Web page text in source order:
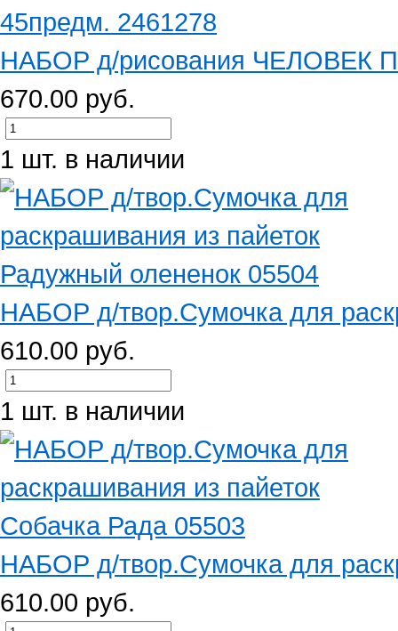
НАБОР д/рисования ЧЕЛОВЕК
670.00 руб.
1 шт. в наличии
НАБОР д/твор.Сумочка для
610.00 руб.
1 шт. в наличии
НАБОР д/твор.Сумочка для
610.00 руб.